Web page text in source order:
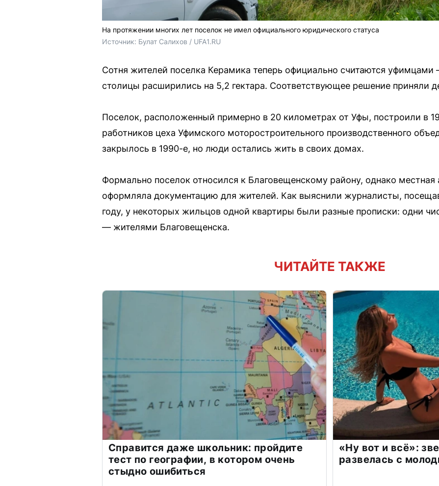
На протяжении многих лет поселок не имел официального юридического статуса
Источник: Булат Салихов / UFA1.RU
Сотня жителей поселка Керамика теперь официально считаются
столицы расширились на 5,2 гектара. Соответствующее решение приняли
Поселок, расположенный примерно в 20 километрах от Уфы, построили в
работников цеха Уфимского моторостроительного производственного
закрылось в 1990-е, но люди остались жить в своих домах.
Формально поселок относился к Благовещенскому району, однако местная
оформляла документацию для жителей. Как выяснили журналисты,
году, у некоторых жильцов одной квартиры были разные прописки: одни
— жителями Благовещенска.
ЧИТАЙТЕ ТАКЖЕ
Справится даже школьник: пройдите
тест по географии, в котором очень
стыдно ошибиться
«Ну вот и всё»:
развелась с